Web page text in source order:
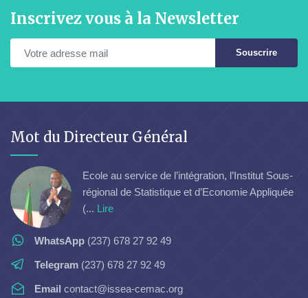
Inscrivez vous à la Newsletter
Souscrire
Mot du Directeur Général
Ecole au service de l’intégration, l’Institut Sous-
régional de Statistique et d’Economie Appliquée
(... Lire
WhatsApp (237) 678 27 92 49
Telegram (237) 678 27 92 49
Email contact@issea-cemac.org